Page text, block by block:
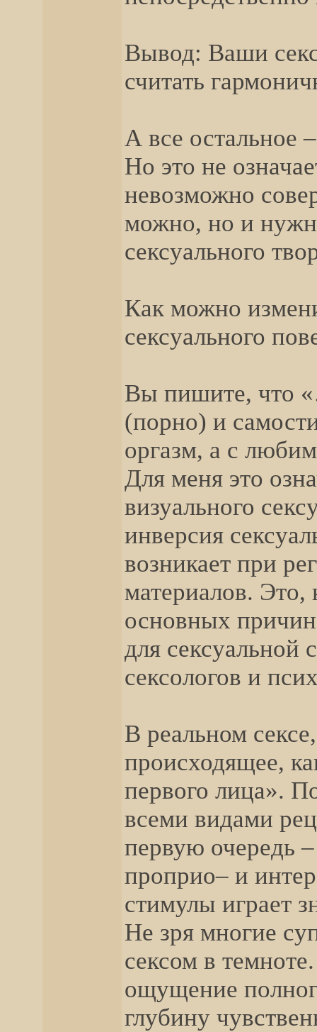
Вывод: Ваши
считать
А все остальное
Но это не
невозможно
можно, но и
сексуального
Как можно
сексуального
Вы пишите, что
(порно) и
оргазм, а с
Для меня это
визуального
инверсия
возникает при
материалов. Это,
основных
для сексуальной
сексологов и
В реальном
происходящее,
первого лица».
всеми видами
первую очередь
проприо– и
стимулы играет
Не зря многие
сексом в
ощущение
глубину